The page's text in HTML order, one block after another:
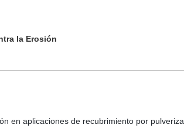
la Erosión
en aplicaciones de recubrimiento por